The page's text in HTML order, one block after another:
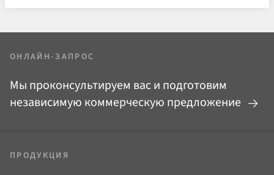
ОНЛАЙН-ЗАПРОС
Мы проконсультируем вас и подготовим
независимую коммерческую предложение
ПРОДУКЦИЯ